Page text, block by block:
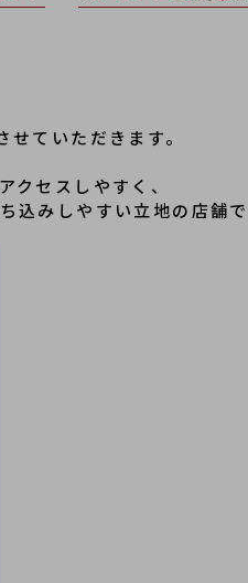
ていただきます。
クセスしやすく、
みしやすい立地の店舗で